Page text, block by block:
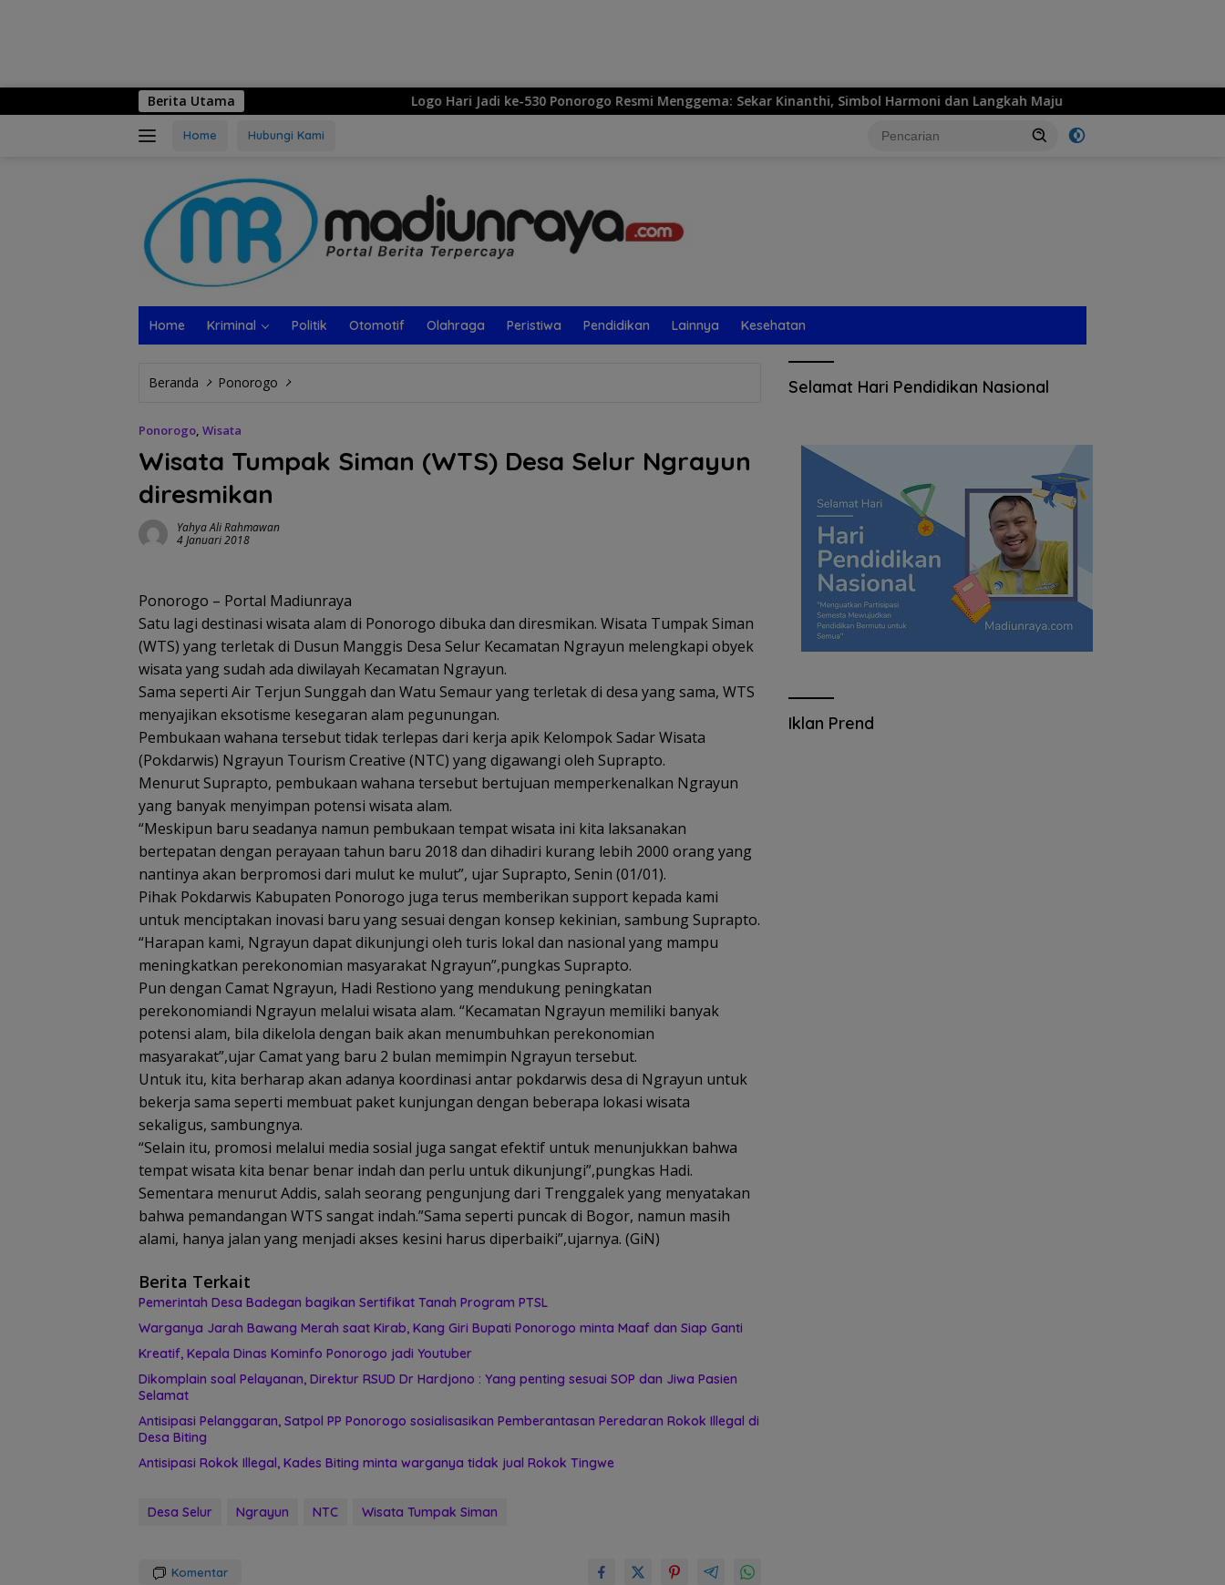
Berita Utama Logo Hari Jadi ke-530 Ponorogo Resmi Menggema: Sekar Kinanthi, Simbol Harmoni dan Langkah Maju MPM Honda Jatim Siap Hadirkan
Home Hubungi Kami
Home Kriminal Politik Otomotif Olahraga Peristiwa Pendidikan Lainnya Kesehatan
Beranda Ponorogo
Ponorogo, Wisata
Wisata Tumpak Siman (WTS) Desa Selur Ngrayun
diresmikan
Yahya Ali Rahmawan
4 Januari 2018
Ponorogo – Portal Madiunraya
Satu lagi destinasi wisata alam di Ponorogo dibuka dan diresmikan. Wisata Tumpak Siman
(WTS) yang terletak di Dusun Manggis Desa Selur Kecamatan Ngrayun melengkapi obyek
wisata yang sudah ada diwilayah Kecamatan Ngrayun.
Sama seperti Air Terjun Sunggah dan Watu Semaur yang terletak di desa yang sama, WTS
menyajikan eksotisme kesegaran alam pegunungan.
Pembukaan wahana tersebut tidak terlepas dari kerja apik Kelompok Sadar Wisata
(Pokdarwis) Ngrayun Tourism Creative (NTC) yang digawangi oleh Suprapto.
Menurut Suprapto, pembukaan wahana tersebut bertujuan memperkenalkan Ngrayun
yang banyak menyimpan potensi wisata alam.
“Meskipun baru seadanya namun pembukaan tempat wisata ini kita laksanakan
bertepatan dengan perayaan tahun baru 2018 dan dihadiri kurang lebih 2000 orang yang
nantinya akan berpromosi dari mulut ke mulut”, ujar Suprapto, Senin (01/01).
Pihak Pokdarwis Kabupaten Ponorogo juga terus memberikan support kepada kami
untuk menciptakan inovasi baru yang sesuai dengan konsep kekinian, sambung Suprapto.
“Harapan kami, Ngrayun dapat dikunjungi oleh turis lokal dan nasional yang mampu
meningkatkan perekonomian masyarakat Ngrayun”,pungkas Suprapto.
Pun dengan Camat Ngrayun, Hadi Restiono yang mendukung peningkatan
perekonomiandi Ngrayun melalui wisata alam. “Kecamatan Ngrayun memiliki banyak
potensi alam, bila dikelola dengan baik akan menumbuhkan perekonomian
masyarakat”,ujar Camat yang baru 2 bulan memimpin Ngrayun tersebut.
Untuk itu, kita berharap akan adanya koordinasi antar pokdarwis desa di Ngrayun untuk
bekerja sama seperti membuat paket kunjungan dengan beberapa lokasi wisata
sekaligus, sambungnya.
“Selain itu, promosi melalui media sosial juga sangat efektif untuk menunjukkan bahwa
tempat wisata kita benar benar indah dan perlu untuk dikunjungi”,pungkas Hadi.
Sementara menurut Addis, salah seorang pengunjung dari Trenggalek yang menyatakan
bahwa pemandangan WTS sangat indah.”Sama seperti puncak di Bogor, namun masih
alami, hanya jalan yang menjadi akses kesini harus diperbaiki”,ujarnya. (GiN)
Berita Terkait
Pemerintah Desa Badegan bagikan Sertifikat Tanah Program PTSL
Warganya Jarah Bawang Merah saat Kirab, Kang Giri Bupati Ponorogo minta Maaf dan Siap Ganti
Kreatif, Kepala Dinas Kominfo Ponorogo jadi Youtuber
Dikomplain soal Pelayanan, Direktur RSUD Dr Hardjono : Yang penting sesuai SOP dan Jiwa Pasien
Selamat
Antisipasi Pelanggaran, Satpol PP Ponorogo sosialisasikan Pemberantasan Peredaran Rokok Illegal di
Desa Biting
Antisipasi Rokok Illegal, Kades Biting minta warganya tidak jual Rokok Tingwe
Desa Selur Ngrayun NTC Wisata Tumpak Siman
Komentar
Selamat Hari Pendidikan Nasional
Iklan Prend